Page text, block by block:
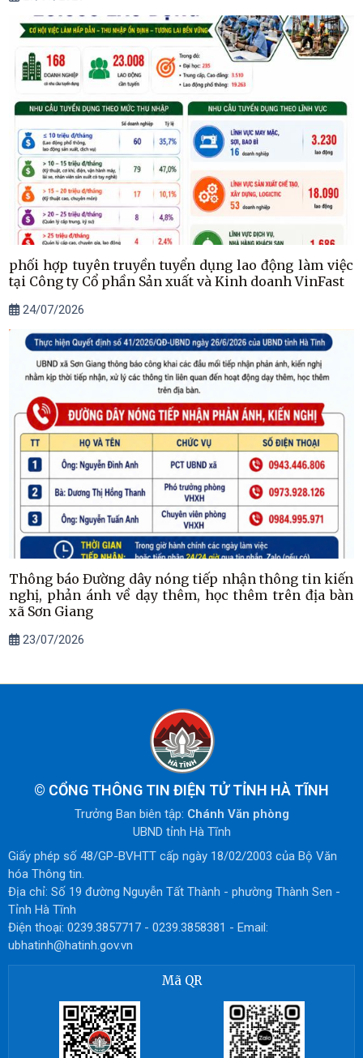
phối hợp tuyên truyền tuyển dụng lao động làm việc
tại Công ty Cổ phần Sản xuất và Kinh doanh VinFast
24/07/2026
Thông báo Đường dây nóng tiếp nhận thông tin kiến
nghị, phản ánh về dạy thêm, học thêm trên địa bàn
xã Sơn Giang
23/07/2026
© CỔNG THÔNG TIN ĐIỆN TỬ TỈNH HÀ TĨNH
Trưởng Ban biên tập: Chánh Văn phòng
UBND tỉnh Hà Tĩnh
Giấy phép số 48/GP-BVHTT cấp ngày 18/02/2003 của Bộ Văn
hóa Thông tin.
Địa chỉ: Số 19 đường Nguyễn Tất Thành - phường Thành Sen -
Tỉnh Hà Tĩnh
Điện thoại: 0239.3857717 - 0239.3858381 - Email:
ubhatinh@hatinh.gov.vn
Mã QR